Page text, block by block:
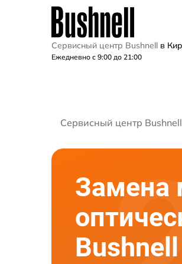
Сервисный центр Bushnell в
Ежедневно с 9:00 до 21:00
Сервисный центр Bushnell
Замена